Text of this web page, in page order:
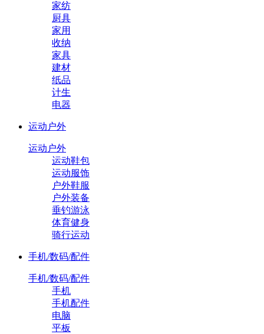
家纺
厨具
家用
收纳
家具
建材
纸品
计生
电器
运动户外
运动户外
运动鞋包
运动服饰
户外鞋服
户外装备
垂钓游泳
体育健身
骑行运动
手机/数码/配件
手机/数码/配件
手机
手机配件
电脑
平板